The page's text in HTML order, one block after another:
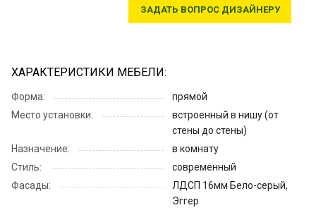
ЗАДАТЬ ВОПРОС ДИЗАЙНЕРУ
ХАРАКТЕРИСТИКИ МЕБЕЛИ:
Форма:
прямой
Место установки:
встроенный в нишу (от
стены до стены)
Назначение:
в комнату
Стиль:
современный
Фасады:
ЛДСП 16мм Бело-серый,
Эггер